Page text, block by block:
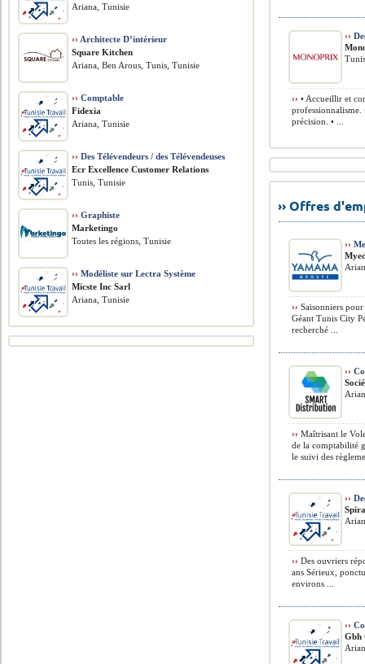
››
›› • Accueillir et
professionnalisme.
précision. • ...
›› Offres
››
›› Saisonniers
Géant Tunis City
recherché ...
››
›› Maîtrisant le
de la comptabilité
le suivi des
››
›› Des ouvriers
ans Sérieux,
environs ...
››
Gbh
Ariana, Tunisie
›› Architecte D’intérieur
Square Kitchen
Ariana, Ben Arous, Tunis, Tunisie
›› Comptable
Fidexia
Ariana, Tunisie
›› Des Télévendeurs / des Télévendeuses
Ecr Excellence Customer Relations
Tunis, Tunisie
›› Graphiste
Marketingo
Toutes les régions, Tunisie
›› Modéliste sur Lectra Système
Micste Inc Sarl
Ariana, Tunisie